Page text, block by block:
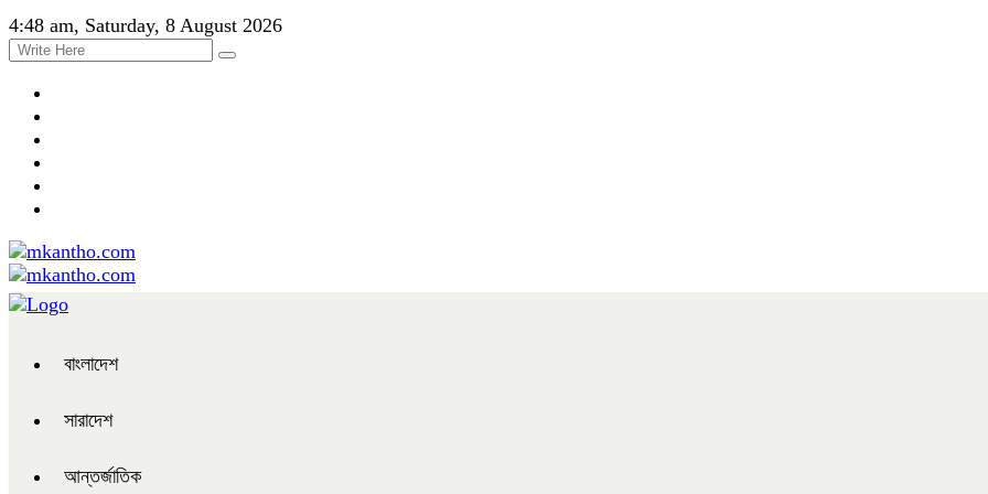
4:48 am, Saturday, 8 August 2026
বাংলাদেশ
সারাদেশ
আন্তর্জাতিক